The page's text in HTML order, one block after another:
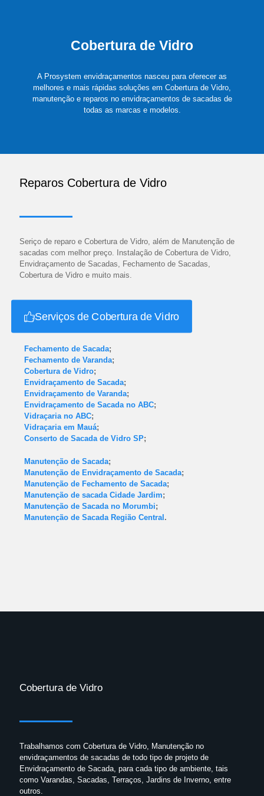
Cobertura de Vidro
A Prosystem envidraçamentos nasceu para oferecer as
melhores e mais rápidas soluções em Cobertura de Vidro,
manutenção e reparos no envidraçamentos de sacadas de
todas as marcas e modelos.
Reparos Cobertura de Vidro
Seriço de reparo e Cobertura de Vidro, além de Manutenção de
sacadas com melhor preço. Instalação de Cobertura de Vidro,
Envidraçamento de Sacadas, Fechamento de Sacadas,
Cobertura de Vidro e muito mais.
Serviços de Cobertura de Vidro
Fechamento de Sacada;
Fechamento de Varanda;
Cobertura de Vidro;
Envidraçamento de Sacada;
Envidraçamento de Varanda;
Envidraçamento de Sacada no ABC;
Vidraçaria no ABC;
Vidraçaria em Mauá;
Conserto de Sacada de Vidro SP;
Manutenção de Sacada;
Manutenção de Envidraçamento de Sacada;
Manutenção de Fechamento de Sacada;
Manutenção de sacada Cidade Jardim;
Manutenção de Sacada no Morumbi;
Manutenção de Sacada Região Central .
Cobertura de Vidro
Trabalhamos com Cobertura de Vidro, Manutenção no
envidraçamentos de sacadas de todo tipo de projeto de
Envidraçamento de Sacada, para cada tipo de ambiente, tais
como Varandas, Sacadas, Terraços, Jardins de Inverno, entre
outros.